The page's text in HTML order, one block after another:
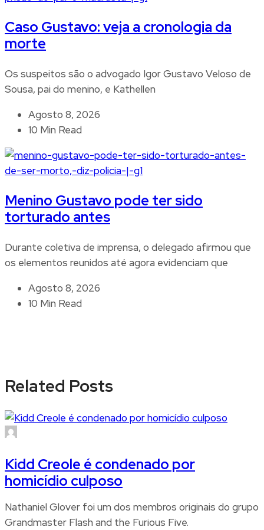
Caso Gustavo: veja a cronologia da
morte
Os suspeitos são o advogado Igor Gustavo Veloso de
Sousa, pai do menino, e Kathellen
Agosto 8, 2026
10 Min Read
Menino Gustavo pode ter sido
torturado antes
Durante coletiva de imprensa, o delegado afirmou que
os elementos reunidos até agora evidenciam que
Agosto 8, 2026
10 Min Read
Related Posts
Kidd Creole é condenado por
homicídio culposo
Nathaniel Glover foi um dos membros originais do grupo
Grandmaster Flash and the Furious Five.